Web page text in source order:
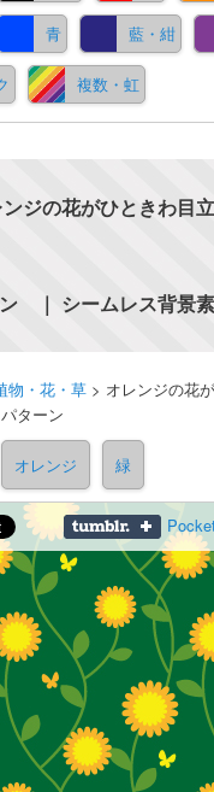
青 藍・紺
複数・虹
ジの花がひときわ目
｜ シームレス背景
物・花・草 > オレンジの花
ターン
オレンジ 緑